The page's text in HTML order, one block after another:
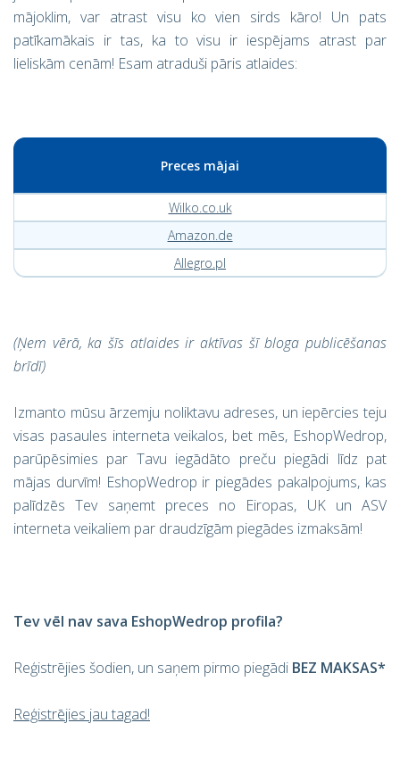
mājoklim, var atrast visu ko vien sirds kāro! Un pats
patīkamākais ir tas, ka to visu ir iespējams atrast par
lieliskām cenām! Esam atraduši pāris atlaides:
Preces mājai
Wilko.co.uk
Amazon.de
Allegro.pl
(Ņem vērā, ka šīs atlaides ir aktīvas šī bloga publicēšanas
brīdī)
Izmanto mūsu ārzemju noliktavu adreses, un iepērcies teju
visas pasaules interneta veikalos, bet mēs, EshopWedrop,
parūpēsimies par Tavu iegādāto preču piegādi līdz pat
mājas durvīm! EshopWedrop ir piegādes pakalpojums, kas
palīdzēs Tev saņemt preces no Eiropas, UK un ASV
interneta veikaliem par draudzīgām piegādes izmaksām!
Tev vēl nav sava EshopWedrop profila?
Reģistrējies šodien, un saņem pirmo piegādi BEZ MAKSAS*
Reģistrējies jau tagad!